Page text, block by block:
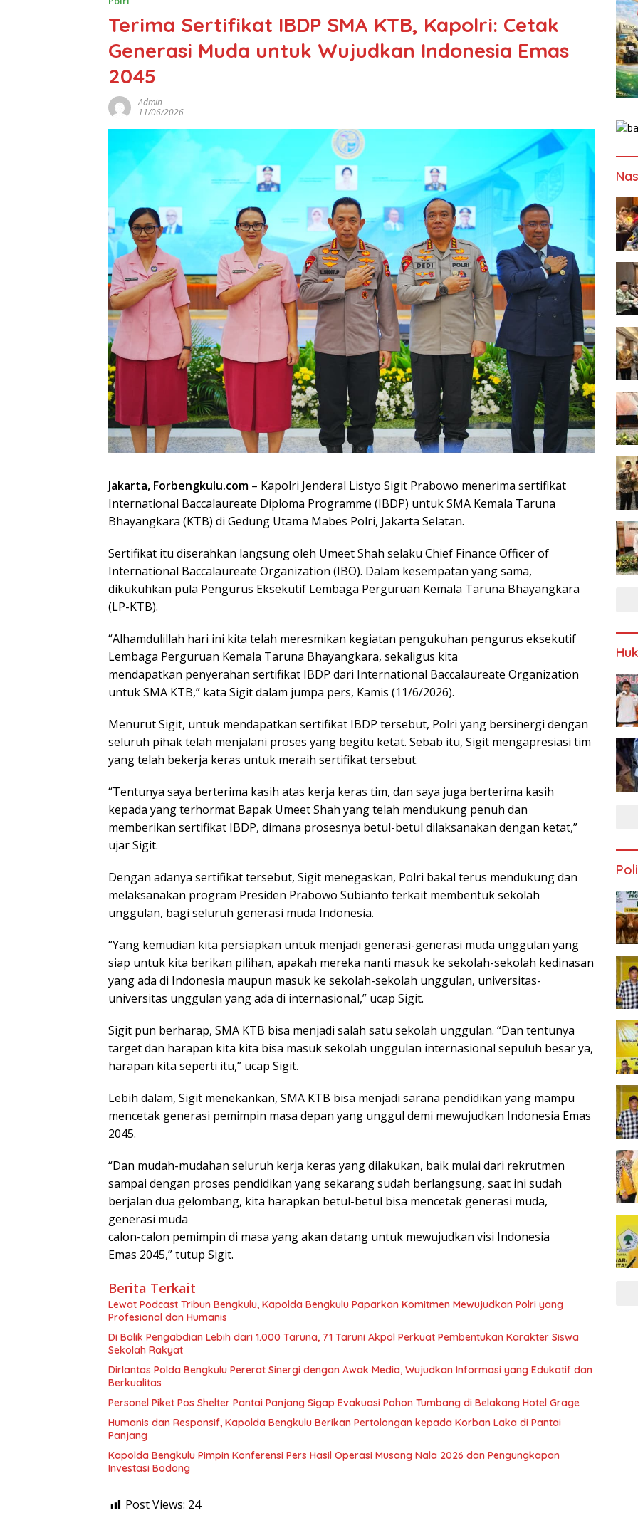
Terima Sertifikat IBDP SMA KTB, Kapolri: Cetak
Generasi Muda untuk Wujudkan Indonesia Emas
2045
Admin
11/06/2026
Jakarta, Forbengkulu.com – Kapolri Jenderal Listyo Sigit Prabowo menerima sertifikat
International Baccalaureate Diploma Programme (IBDP) untuk SMA Kemala Taruna
Bhayangkara (KTB) di Gedung Utama Mabes Polri, Jakarta Selatan.
Sertifikat itu diserahkan langsung oleh Umeet Shah selaku Chief Finance Officer of
International Baccalaureate Organization (IBO). Dalam kesempatan yang sama,
dikukuhkan pula Pengurus Eksekutif Lembaga Perguruan Kemala Taruna Bhayangkara
(LP-KTB).
“Alhamdulillah hari ini kita telah meresmikan kegiatan pengukuhan pengurus eksekutif
Lembaga Perguruan Kemala Taruna Bhayangkara, sekaligus kita
mendapatkan penyerahan sertifikat IBDP dari International Baccalaureate Organization
untuk SMA KTB,” kata Sigit dalam jumpa pers, Kamis (11/6/2026).
Menurut Sigit, untuk mendapatkan sertifikat IBDP tersebut, Polri yang bersinergi dengan
seluruh pihak telah menjalani proses yang begitu ketat. Sebab itu, Sigit mengapresiasi tim
yang telah bekerja keras untuk meraih sertifikat tersebut.
“Tentunya saya berterima kasih atas kerja keras tim, dan saya juga berterima kasih
kepada yang terhormat Bapak Umeet Shah yang telah mendukung penuh dan
memberikan sertifikat IBDP, dimana prosesnya betul-betul dilaksanakan dengan ketat,”
ujar Sigit.
Dengan adanya sertifikat tersebut, Sigit menegaskan, Polri bakal terus mendukung dan
melaksanakan program Presiden Prabowo Subianto terkait membentuk sekolah
unggulan, bagi seluruh generasi muda Indonesia.
“Yang kemudian kita persiapkan untuk menjadi generasi-generasi muda unggulan yang
siap untuk kita berikan pilihan, apakah mereka nanti masuk ke sekolah-sekolah kedinasan
yang ada di Indonesia maupun masuk ke sekolah-sekolah unggulan, universitas-
universitas unggulan yang ada di internasional,” ucap Sigit.
Sigit pun berharap, SMA KTB bisa menjadi salah satu sekolah unggulan. “Dan tentunya
target dan harapan kita kita bisa masuk sekolah unggulan internasional sepuluh besar ya,
harapan kita seperti itu,” ucap Sigit.
Lebih dalam, Sigit menekankan, SMA KTB bisa menjadi sarana pendidikan yang mampu
mencetak generasi pemimpin masa depan yang unggul demi mewujudkan Indonesia Emas
2045.
“Dan mudah-mudahan seluruh kerja keras yang dilakukan, baik mulai dari rekrutmen
sampai dengan proses pendidikan yang sekarang sudah berlangsung, saat ini sudah
berjalan dua gelombang, kita harapkan betul-betul bisa mencetak generasi muda,
generasi muda
calon-calon pemimpin di masa yang akan datang untuk mewujudkan visi Indonesia
Emas 2045,” tutup Sigit.
Berita Terkait
Lewat Podcast Tribun Bengkulu, Kapolda Bengkulu Paparkan Komitmen Mewujudkan Polri yang
Profesional dan Humanis
Di Balik Pengabdian Lebih dari 1.000 Taruna, 71 Taruni Akpol Perkuat Pembentukan Karakter Siswa
Sekolah Rakyat
Dirlantas Polda Bengkulu Pererat Sinergi dengan Awak Media, Wujudkan Informasi yang Edukatif dan
Berkualitas
Personel Piket Pos Shelter Pantai Panjang Sigap Evakuasi Pohon Tumbang di Belakang Hotel Grage
Humanis dan Responsif, Kapolda Bengkulu Berikan Pertolongan kepada Korban Laka di Pantai
Panjang
Kapolda Bengkulu Pimpin Konferensi Pers Hasil Operasi Musang Nala 2026 dan Pengungkapan
Investasi Bodong
Post Views: 24